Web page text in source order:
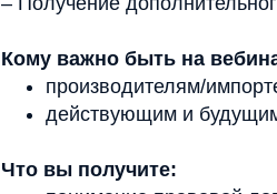
Кому важно быть на
производителям/
действующим и
Что вы получите: